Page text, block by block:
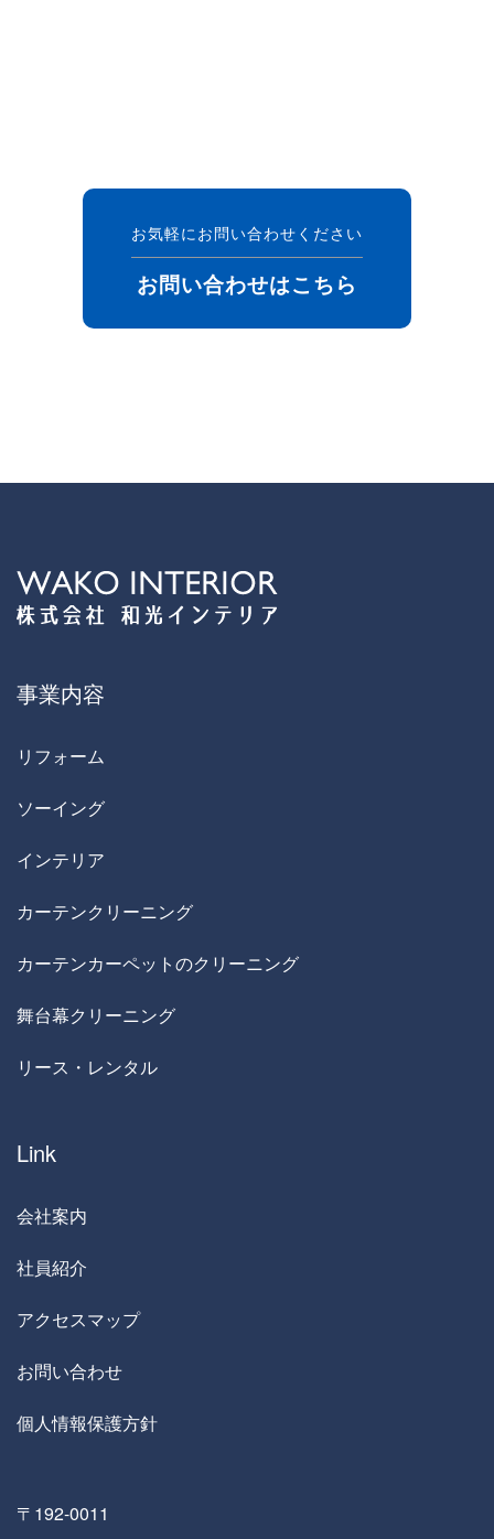
お気軽にお問い合わせください
お問い合わせはこちら
事業内容
リフォーム
ソーイング
インテリア
カーテンクリーニング
カーテンカーペットのクリーニング
舞台幕クリーニング
リース・レンタル
Link
会社案内
社員紹介
アクセスマップ
お問い合わせ
個人情報保護方針
〒192-0011